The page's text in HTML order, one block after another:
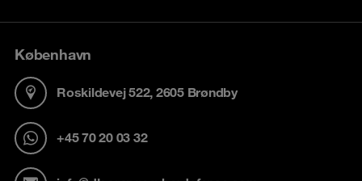
København
Roskildevej 522, 2605 Brøndby
+45 70 20 03 32